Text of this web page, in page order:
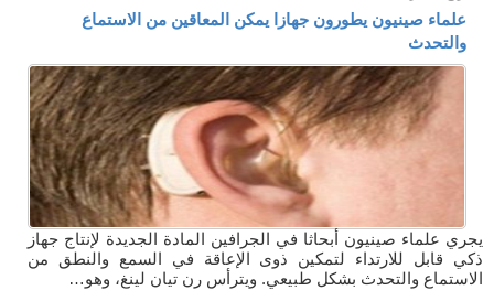
علماء صينيون يطورون جهازا يمكن المعاقين من الاستماع
والتحدث
يجري علماء صينيون أبحاثا في الجرافين المادة الجديدة لإنتاج جهاز
ذكي قابل للارتداء لتمكين ذوى الإعاقة في السمع والنطق من
الاستماع والتحدث بشكل طبيعي. ويترأس رن تيان لينغ، وهو…